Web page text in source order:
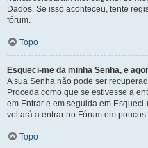
Dados. Se isso aconteceu, tente
fórum.
Topo
Esqueci-me da minha Senha, e
A sua Senha não pode ser
Proceda como que se estivesse a
em Entrar e em seguida em
voltará a entrar no Fórum em
Topo